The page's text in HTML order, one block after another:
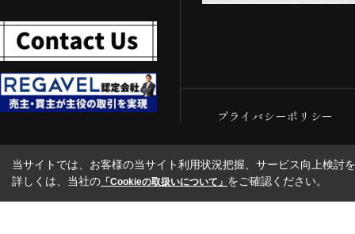
プライバシーポリシー
当サイトでは、お客様の当サイト利用状況把握、サービス向上検討
詳しくは、当社の 「Cookieの取扱いについて」 をご確認ください。